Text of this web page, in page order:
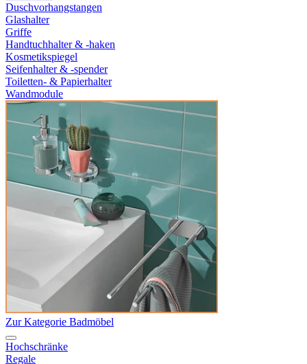
Duschvorhangstangen
Glashalter
Griffe
Handtuchhalter & -haken
Kosmetikspiegel
Seifenhalter & -spender
Toiletten- & Papierhalter
Wandmodule
Zur Kategorie Badmöbel
Hochschränke
Regale